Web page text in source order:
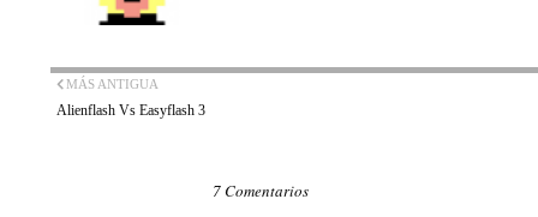
MÁS ANTIGUA
Alienflash Vs Easyflash 3
7 Comentarios